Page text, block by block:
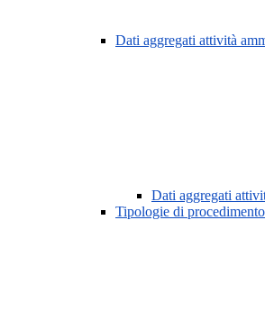
Dati aggregati attività
Dati aggregati
Tipologie di procedimento